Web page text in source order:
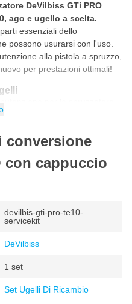
DeVilbiss GTi PRO
ago e ugello a scelta.
essenziali dello
possono usurarsi con l'uso.
alla pistola a spruzzo,
per prestazioni ottimali!
tra tre diverse
che preferite.
conversione
con cappuccio
devilbis-gti-pro-te10-
servicekit
DeVilbiss
1 set
Set Ugelli Di Ricambio